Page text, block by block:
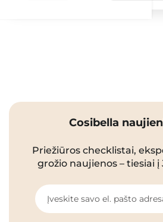
Cosibella
Priežiūros checklistai,
grožio naujienos – tiesiai į
Įveskite savo el. pašto